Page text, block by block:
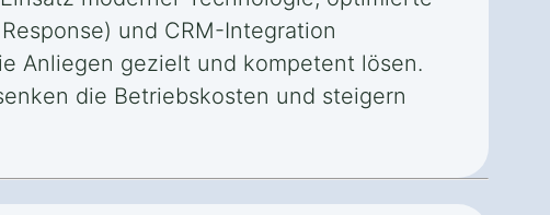
und CRM-Integration
Anliegen gezielt und kompetent lösen.
die Betriebskosten und steigern